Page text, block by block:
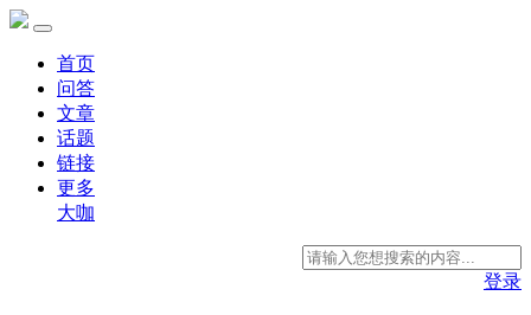
首页
问答
文章
话题
链接
更多
大咖
登录